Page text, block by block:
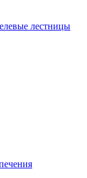
лестницы